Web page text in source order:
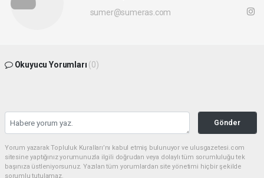
sumer@sumeras.com
Okuyucu Yorumları (0)
Gönder
Yorum yazarak Topluluk Kuralları’nı kabul etmiş bulunuyor ve ulusgazetesi.com
sitesine yaptığınız yorumunuzla ilgili doğrudan veya dolaylı tüm sorumluluğu tek
başınıza üstleniyorsunuz. Yazılan tüm yorumlardan site yönetimi hiçbir şekilde
sorumlu tutulamaz.